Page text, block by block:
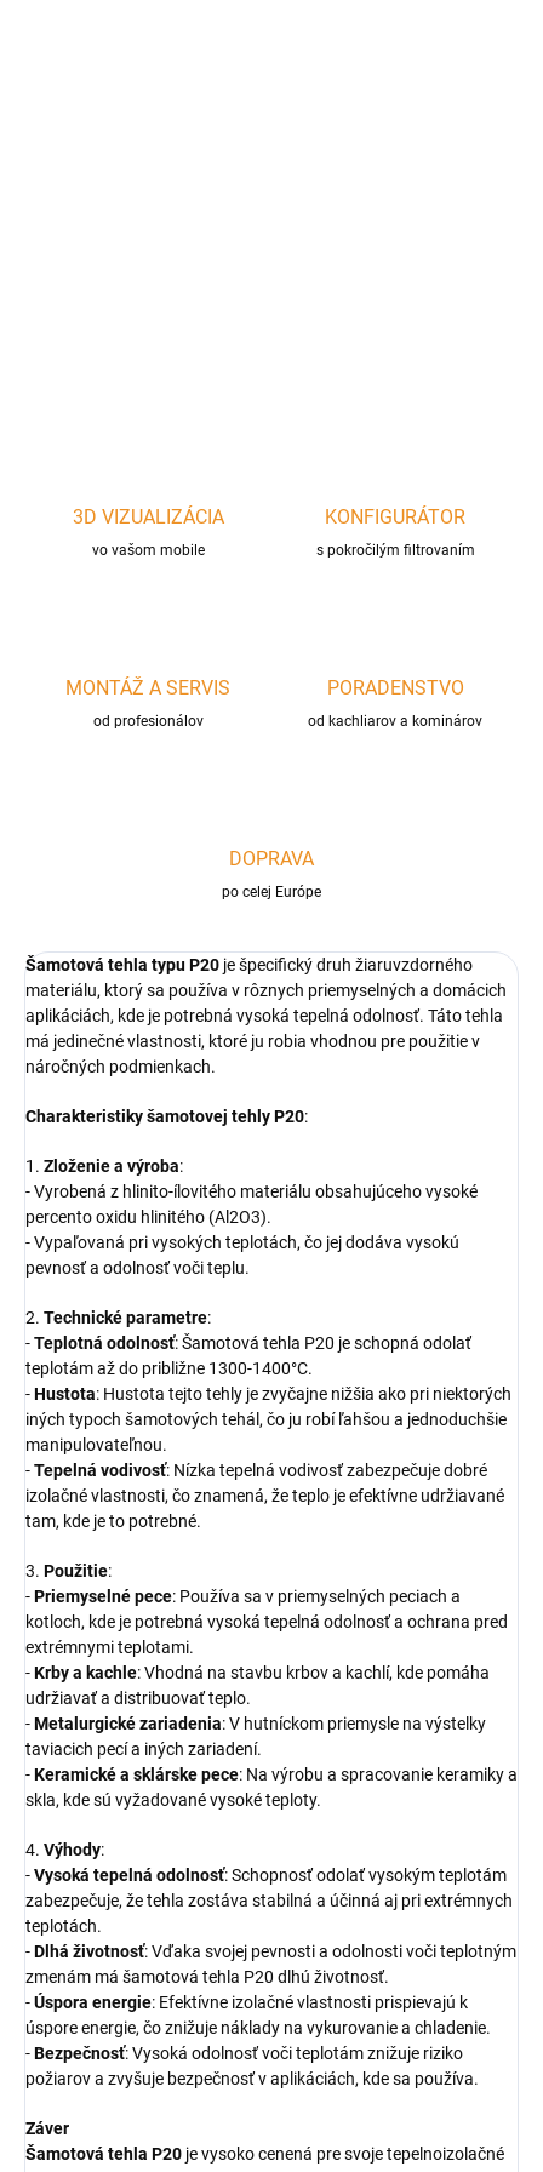
3D VIZUALIZÁCIA
vo vašom mobile
KONFIGURÁTOR
s pokročilým filtrovaním
MONTÁŽ A SERVIS
od profesionálov
PORADENSTVO
od kachliarov a kominárov
DOPRAVA
po celej Európe
Šamotová tehla typu P20 je špecifický druh žiaruvzdorného
materiálu, ktorý sa používa v rôznych priemyselných a domácich
aplikáciách, kde je potrebná vysoká tepelná odolnosť. Táto tehla
má jedinečné vlastnosti, ktoré ju robia vhodnou pre použitie v
náročných podmienkach.
Charakteristiky šamotovej tehly P20:
1. Zloženie a výroba:
- Vyrobená z hlinito-ílovitého materiálu obsahujúceho vysoké
percento oxidu hlinitého (Al2O3).
- Vypaľovaná pri vysokých teplotách, čo jej dodáva vysokú
pevnosť a odolnosť voči teplu.
2. Technické parametre:
-Teplotná odolnosť: Šamotová tehla P20 je schopná odolať
teplotám až do približne 1300-1400°C.
-Hustota: Hustota tejto tehly je zvyčajne nižšia ako pri niektorých
iných typoch šamotových tehál, čo ju robí ľahšou a jednoduchšie
manipulovateľnou.
-Tepelná vodivosť: Nízka tepelná vodivosť zabezpečuje dobré
izolačné vlastnosti, čo znamená, že teplo je efektívne udržiavané
tam, kde je to potrebné.
3. Použitie:
-Priemyselné pece: Používa sa v priemyselných peciach a
kotloch, kde je potrebná vysoká tepelná odolnosť a ochrana pred
extrémnymi teplotami.
-Krby a kachle: Vhodná na stavbu krbov a kachlí, kde pomáha
udržiavať a distribuovať teplo.
-Metalurgické zariadenia: V hutníckom priemysle na výstelky
taviacich pecí a iných zariadení.
-Keramické a sklárske pece: Na výrobu a spracovanie keramiky a
skla, kde sú vyžadované vysoké teploty.
4. Výhody:
-Vysoká tepelná odolnosť: Schopnosť odolať vysokým teplotám
zabezpečuje, že tehla zostáva stabilná a účinná aj pri extrémnych
teplotách.
-Dlhá životnosť: Vďaka svojej pevnosti a odolnosti voči teplotným
zmenám má šamotová tehla P20 dlhú životnosť.
-Úspora energie: Efektívne izolačné vlastnosti prispievajú k
úspore energie, čo znižuje náklady na vykurovanie a chladenie.
-Bezpečnosť: Vysoká odolnosť voči teplotám znižuje riziko
požiarov a zvyšuje bezpečnosť v aplikáciách, kde sa používa.
Záver
Šamotová tehla P20 je vysoko cenená pre svoje tepelnoizolačné